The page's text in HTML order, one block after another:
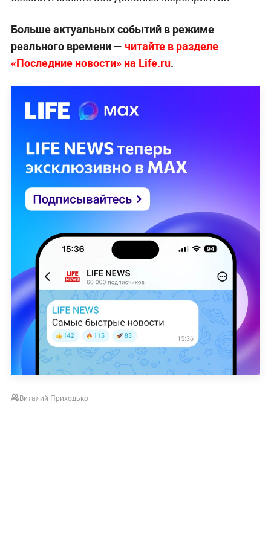
Больше актуальных событий в режиме
реального времени — читайте в разделе
«Последние новости» на Life.ru.
Виталий Приходько